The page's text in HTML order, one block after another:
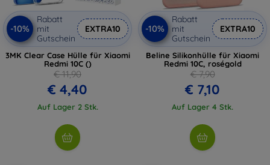
-10%
Rabatt
mit
Gutschein
EXTRA10
3MK Clear Case Hülle für Xiaomi
Redmi 10C ()
€ 11,90
€ 4,40
Auf Lager 2 Stk.
-10%
Rabatt
mit
Gutschein
EXTRA10
Beline Silikonhülle für Xiaomi
Redmi 10C, roségold
€ 7,90
€ 7,10
Auf Lager 4 Stk.